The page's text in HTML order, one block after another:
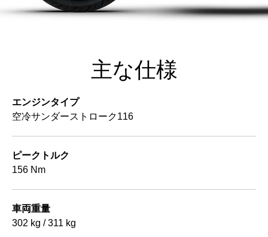
主な仕様
エンジンタイプ
空冷サンダーストローク116
ピークトルク
156 Nm
車両重量
302 kg / 311 kg